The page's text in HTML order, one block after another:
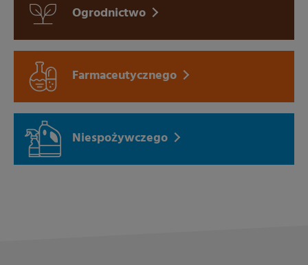
Ogrodnictwo
Farmaceutycznego
Niespożywczego